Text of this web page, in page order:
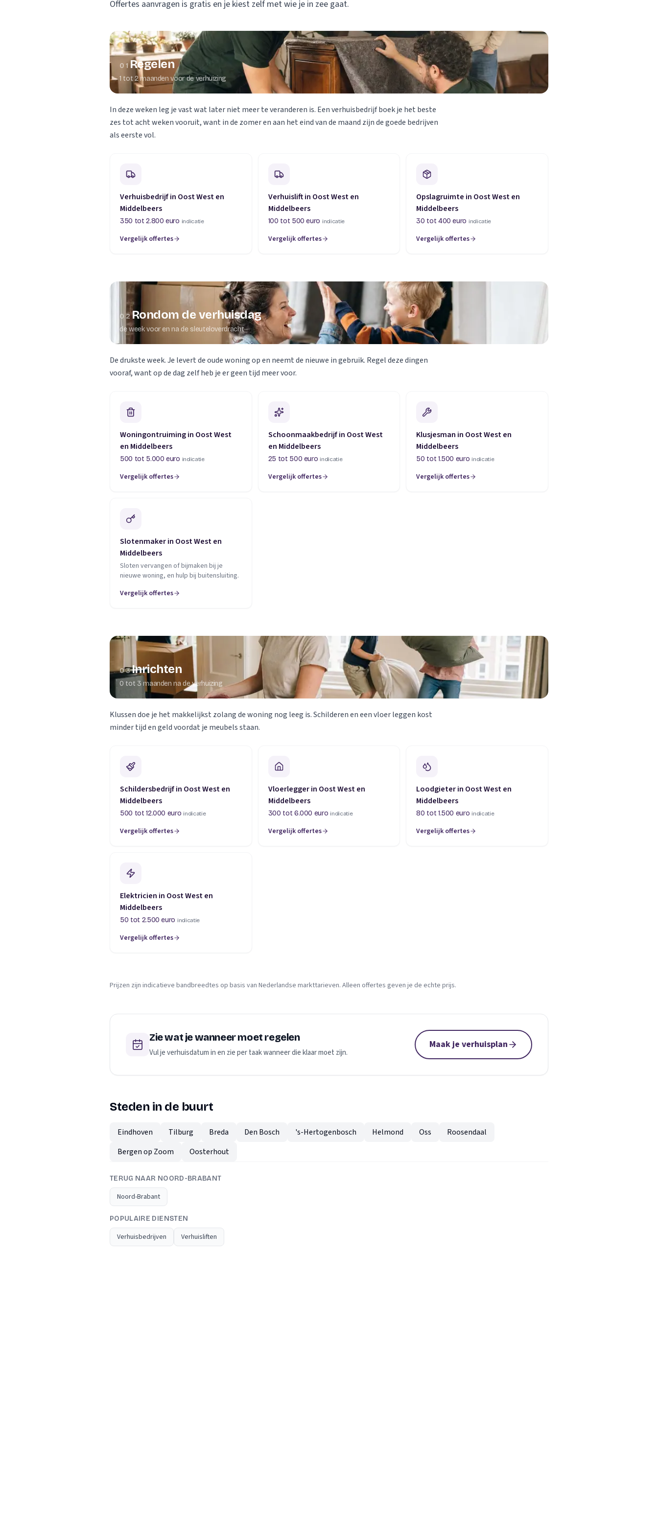
Verhuisplanner
Verhuisvolume berekenen
Offertes aanvragen is gratis en je kiest zelf met wie je in zee gaat.
01 Regelen
1 tot 2 maanden voor de verhuizing
In deze weken leg je vast wat later niet meer te veranderen is. Een verhuisbedrijf boek je het beste
zes tot acht weken vooruit, want in de zomer en aan het eind van de maand zijn de goede bedrijven
als eerste vol.
Verhuisbedrijf in Oost West en
Middelbeers
350 tot 2.800 euro indicatie
Vergelijk offertes
Verhuislift in Oost West en
Middelbeers
100 tot 500 euro indicatie
Vergelijk offertes
Opslagruimte in Oost West en
Middelbeers
30 tot 400 euro indicatie
Vergelijk offertes
02Rondom de verhuisdag
de week voor en na de sleuteloverdracht
De drukste week. Je levert de oude woning op en neemt de nieuwe in gebruik. Regel deze dingen
vooraf, want op de dag zelf heb je er geen tijd meer voor.
Woningontruiming in Oost West
en Middelbeers
500 tot 5.000 euro indicatie
Vergelijk offertes
Schoonmaakbedrijf in Oost West
en Middelbeers
25 tot 500 euro indicatie
Vergelijk offertes
Klusjesman in Oost West en
Middelbeers
50 tot 1.500 euro indicatie
Vergelijk offertes
Slotenmaker in Oost West en
Middelbeers
Sloten vervangen of bijmaken bij je
nieuwe woning, en hulp bij buitensluiting.
Vergelijk offertes
03Inrichten
0 tot 3 maanden na de verhuizing
Klussen doe je het makkelijkst zolang de woning nog leeg is. Schilderen en een vloer leggen kost
minder tijd en geld voordat je meubels staan.
Schildersbedrijf in Oost West en
Middelbeers
500 tot 12.000 euro indicatie
Vergelijk offertes
Vloerlegger in Oost West en
Middelbeers
300 tot 6.000 euro indicatie
Vergelijk offertes
Loodgieter in Oost West en
Middelbeers
80 tot 1.500 euro indicatie
Vergelijk offertes
Elektricien in Oost West en
Middelbeers
50 tot 2.500 euro indicatie
Vergelijk offertes
Prijzen zijn indicatieve bandbreedtes op basis van Nederlandse markttarieven. Alleen offertes geven je de echte prijs.
Zie wat je wanneer moet regelen
Vul je verhuisdatum in en zie per taak wanneer die klaar moet zijn.
Maak je verhuisplan
Steden in de buurt
Eindhoven Tilburg Breda Den Bosch 's-Hertogenbosch Helmond Oss
Roosendaal
Bergen op Zoom
Oosterhout
TERUG NAAR NOORD-BRABANT
Noord-Brabant
POPULAIRE DIENSTEN
Verhuisbedrijven Verhuisliften